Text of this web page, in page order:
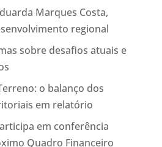
Marques Costa,
regional
sobre desafios atuais e
o balanço dos
em relatório
em conferência
Quadro Financeiro